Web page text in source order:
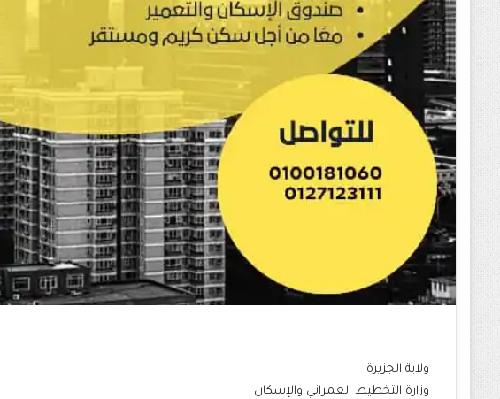
ولاية الجزيرة
وزارة التخطيط العمراني والإسكان